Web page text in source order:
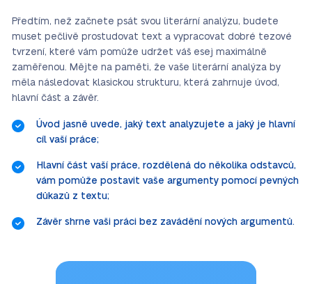
Předtím, než začnete psát svou literární analýzu, budete
muset pečlivě prostudovat text a vypracovat dobré tezové
tvrzení, které vám pomůže udržet váš esej maximálně
zaměřenou. Mějte na paměti, že vaše literární analýza by
měla následovat klasickou strukturu, která zahrnuje úvod,
hlavní část a závěr.
Úvod jasně uvede, jaký text analyzujete a jaký je hlavní
cíl vaší práce;
Hlavní část vaší práce, rozdělená do několika odstavců,
vám pomůže postavit vaše argumenty pomocí pevných
důkazů z textu;
Závěr shrne vaši práci bez zavádění nových argumentů.